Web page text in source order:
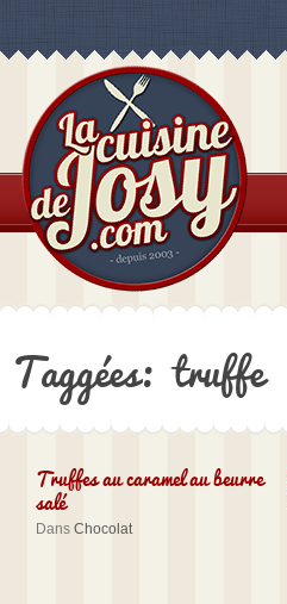
Taggées: truffe
Truffes au caramel au beurre
salé
Dans Chocolat